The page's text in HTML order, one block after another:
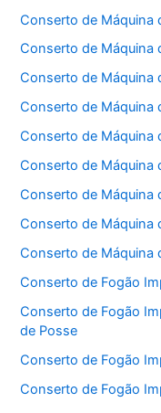
Conserto de Máquina
Conserto de Máquina
Conserto de Máquina
Conserto de Máquina
Conserto de Máquina
Conserto de Máquina
Conserto de Máquina
Conserto de Máquina
Conserto de Máquina
Conserto de Fogão
Conserto de Fogão
de Posse
Conserto de Fogão
Conserto de Fogão